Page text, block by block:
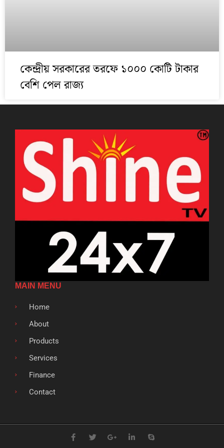
কেন্দ্রীয় সরকারের তরফে ১০০০ কোটি টাকার
বেশি পেল রাজ্য
MAIN MENU
Home
About
Products
Services
Finance
Contact
a
c
w
i
o
o
i
n
k
y